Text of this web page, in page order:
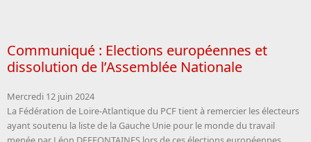
Communiqué : Elections européennes et
dissolution de l’Assemblée Nationale
Mercredi 12 juin 2024
La Fédération de Loire-Atlantique du PCF tient à remercier les électeurs
ayant soutenu la liste de la Gauche Unie pour le monde du travail